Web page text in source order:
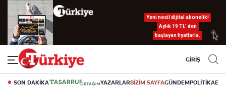
Yeni nesil dijital abonelik!
Aylık 19 TL’ den
başlayan fiyatlarla.
GİRİŞ
SON DAKİKA YAZARLARBİZİM SAYFAGÜNDEMPOLİTİKA